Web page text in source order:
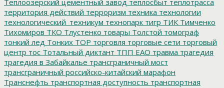
территория действий терроризм техника технологии
технологический_техникум технопарк тигр ТИК Тимченко
Тихомиров ТКО Тлустенко товары Толстой томограф
тонкий лед Тонких ТОР торговля торговые сети торговый
центр тос Тотальный диктант ТПП ЕАО травма трагедия
трагедия в Забайкалье трансграничный мост
трансграничный российско-китайский марафон
Транснефть транспортная доступность транспортная